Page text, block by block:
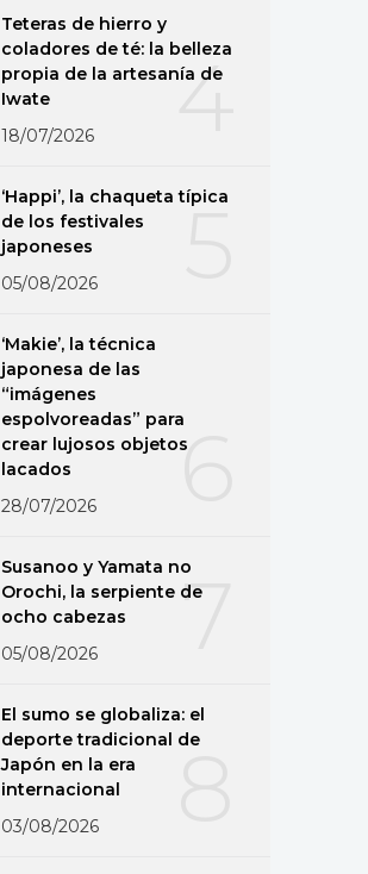
4
Teteras de hierro y
coladores de té: la belleza
propia de la artesanía de
Iwate
18/07/2026
5
‘Happi’, la chaqueta típica
de los festivales
japoneses
05/08/2026
6
‘Makie’, la técnica
japonesa de las
“imágenes
espolvoreadas” para
crear lujosos objetos
lacados
28/07/2026
7
Susanoo y Yamata no
Orochi, la serpiente de
ocho cabezas
05/08/2026
El sumo se globaliza: el
deporte tradicional de
Japón en la era
internacional
03/08/2026